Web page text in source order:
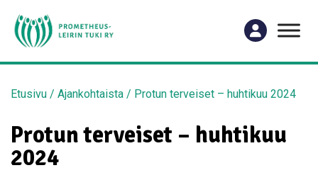
Etusivu / Ajankohtaista / Protun terveiset – huhtikuu 2024
Protun terveiset – huhtikuu
2024